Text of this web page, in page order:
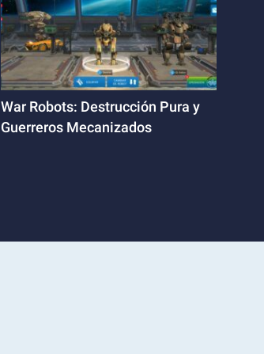
War Robots: Destrucción Pura y
Guerreros Mecanizados